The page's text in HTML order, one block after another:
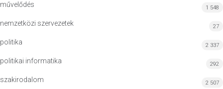
művelődés 1 548
nemzetközi szervezetek 27
politika 2 337
politikai informatika 292
szakirodalom 2 507